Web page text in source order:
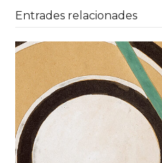
Entrades relacionades